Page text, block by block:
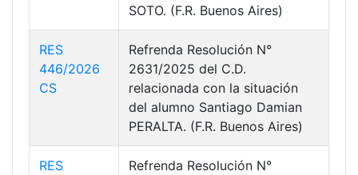
SOTO. (F.R. Buenos Aires)
RES
446/2026
CS
Refrenda Resolución N°
2631/2025 del C.D.
relacionada con la situación
del alumno Santiago Damian
PERALTA. (F.R. Buenos Aires)
RES
Refrenda Resolución N°